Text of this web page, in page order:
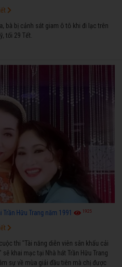
bà bị cảnh sát giam ô tô khi đi lạc trên
tối 29 Tết.
Hữu Trang năm 1991 1925
thi "Tài năng diễn viên sân khấu cải
sẽ khai mạc tại Nhà hát Trần Hữu Trang
sự về mùa giải đầu tiên mà chị được